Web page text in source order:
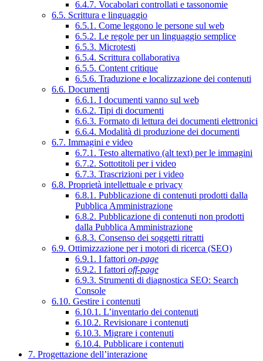
6.4.7. Vocabolari controllati e tassonomie
6.5. Scrittura e linguaggio
6.5.1. Come leggono le persone sul web
6.5.2. Le regole per un linguaggio semplice
6.5.3. Microtesti
6.5.4. Scrittura collaborativa
6.5.5. Content critique
6.5.6. Traduzione e localizzazione dei contenuti
6.6. Documenti
6.6.1. I documenti vanno sul web
6.6.2. Tipi di documenti
6.6.3. Formato di lettura dei documenti elettronici
6.6.4. Modalità di produzione dei documenti
6.7. Immagini e video
6.7.1. Testo alternativo (alt text) per le immagini
6.7.2. Sottotitoli per i video
6.7.3. Trascrizioni per i video
6.8. Proprietà intellettuale e privacy
6.8.1. Pubblicazione di contenuti prodotti dalla
Pubblica Amministrazione
6.8.2. Pubblicazione di contenuti non prodotti
dalla Pubblica Amministrazione
6.8.3. Consenso dei soggetti ritratti
6.9. Ottimizzazione per i motori di ricerca (SEO)
6.9.1. I fattori on-page
6.9.2. I fattori off-page
6.9.3. Strumenti di diagnostica SEO: Search
Console
6.10. Gestire i contenuti
6.10.1. L’inventario dei contenuti
6.10.2. Revisionare i contenuti
6.10.3. Migrare i contenuti
6.10.4. Pubblicare i contenuti
7. Progettazione dell’interazione